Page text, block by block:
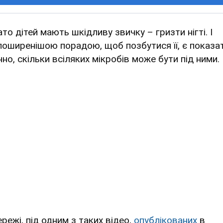
дітей мають шкідливу звичку – гризти нігті. І
порадою, щоб позбутися її, є
скільки всіляких мікробів може бути під ними.
під одним з таких відео, опублікованих в